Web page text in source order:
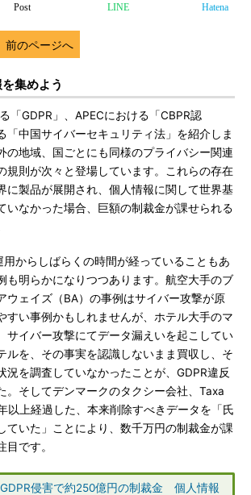
Post LINE Hatena
前のページへ
集めよう
「GDPR」、APECにおける「CBPR認
「中国サイバーセキュリティ法」を紹介しま
の地域、国ごとにも同様のプライバシー関連
規則が次々と登場しています。これらの存在
に製品が展開され、個人情報に関して世界基
いなかった場合、巨額の制裁金が課せられる
からしばらくの時間が経っていることもあ
も明らかになりつつあります。航空大手のブ
ウェイズ（BA）の事例はサイバー攻撃が原
すい事例かもしれませんが、ホテル大手のマ
サイバー攻撃にてデータ漏えいを起こしてい
ルを、その事実を認識しないまま買収し、そ
況を調査していなかったことが、GDPR違反
。そしてデンマークのタクシー会社、Taxa
以上経過した、本来削除すべきデータを「氏
ていた」ことにより、数千万円の制裁金が課
です。
侵害で約250億円の制裁金 個人情報